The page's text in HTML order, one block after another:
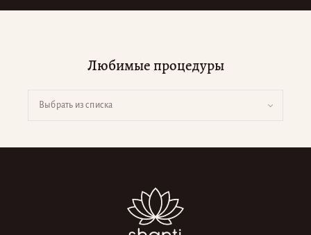
Любимые процедуры
Выбрать из списка